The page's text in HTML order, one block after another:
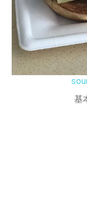
基